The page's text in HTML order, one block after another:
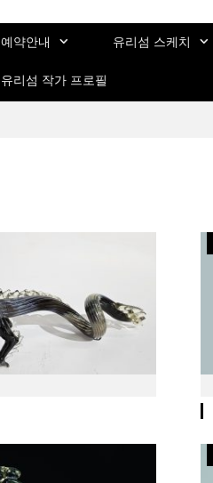
예약안내 유리섬 스케치
유리섬 작가 프로필